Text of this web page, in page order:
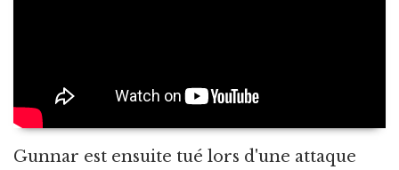
Gunnar est ensuite tué lors d'une attaque